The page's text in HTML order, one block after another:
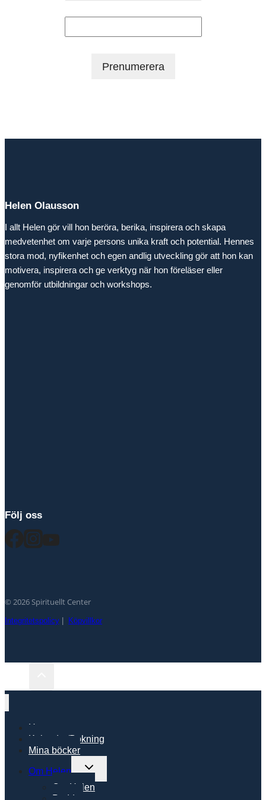
Helen Olausson
I allt Helen gör vill hon beröra, berika, inspirera och skapa
medvetenhet om varje persons unika kraft och potential. Hennes
stora mod, nyfikenhet och egen andlig utveckling gör att hon kan
motivera, inspirera och ge verktyg när hon föreläser eller
genomför utbildningar och workshops.
Följ oss
© 2026 Spirituellt Center
Integritetspolicy Köpvillkor
Hem
Kalender/Bokning
Mina böcker
Om Helen
Toggle
menu
Om Helen